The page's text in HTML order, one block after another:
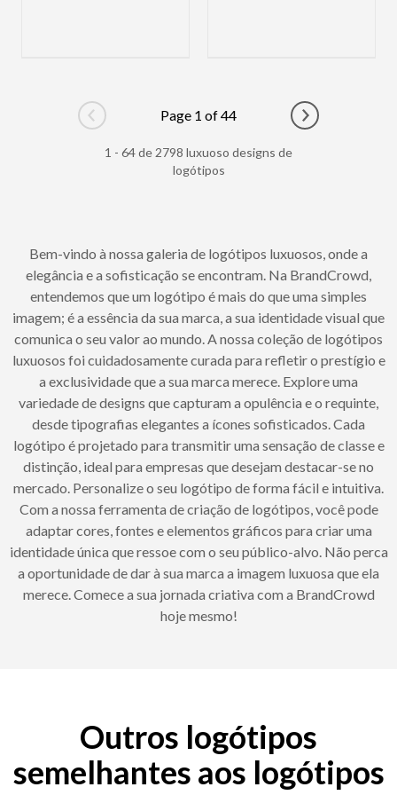
Go to previous page
Page 1 of 44
Go to next
1 - 64 de 2798 luxuoso designs de
logótipos
Bem-vindo à nossa galeria de logótipos luxuosos, onde a
elegância e a sofisticação se encontram. Na BrandCrowd,
entendemos que um logótipo é mais do que uma simples
imagem; é a essência da sua marca, a sua identidade visual que
comunica o seu valor ao mundo. A nossa coleção de logótipos
luxuosos foi cuidadosamente curada para refletir o prestígio e
a exclusividade que a sua marca merece. Explore uma
variedade de designs que capturam a opulência e o requinte,
desde tipografias elegantes a ícones sofisticados. Cada
logótipo é projetado para transmitir uma sensação de classe e
distinção, ideal para empresas que desejam destacar-se no
mercado. Personalize o seu logótipo de forma fácil e intuitiva.
Com a nossa ferramenta de criação de logótipos, você pode
adaptar cores, fontes e elementos gráficos para criar uma
identidade única que ressoe com o seu público-alvo. Não perca
a oportunidade de dar à sua marca a imagem luxuosa que ela
merece. Comece a sua jornada criativa com a BrandCrowd
hoje mesmo!
Outros logótipos
semelhantes aos logótipos